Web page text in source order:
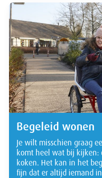
Begeleid wonen
Je wilt misschien graag
komt heel wat bij kijken:
koken. Het kan in het
fijn dat er altijd iemand